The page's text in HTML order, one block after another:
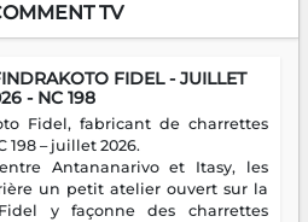
TV
FIDEL - JUILLET
- NC 198
Fidel, fabricant de charrettes
– juillet 2026.
Antananarivo et Itasy, les
un petit atelier ouvert sur la
y façonne des charrettes